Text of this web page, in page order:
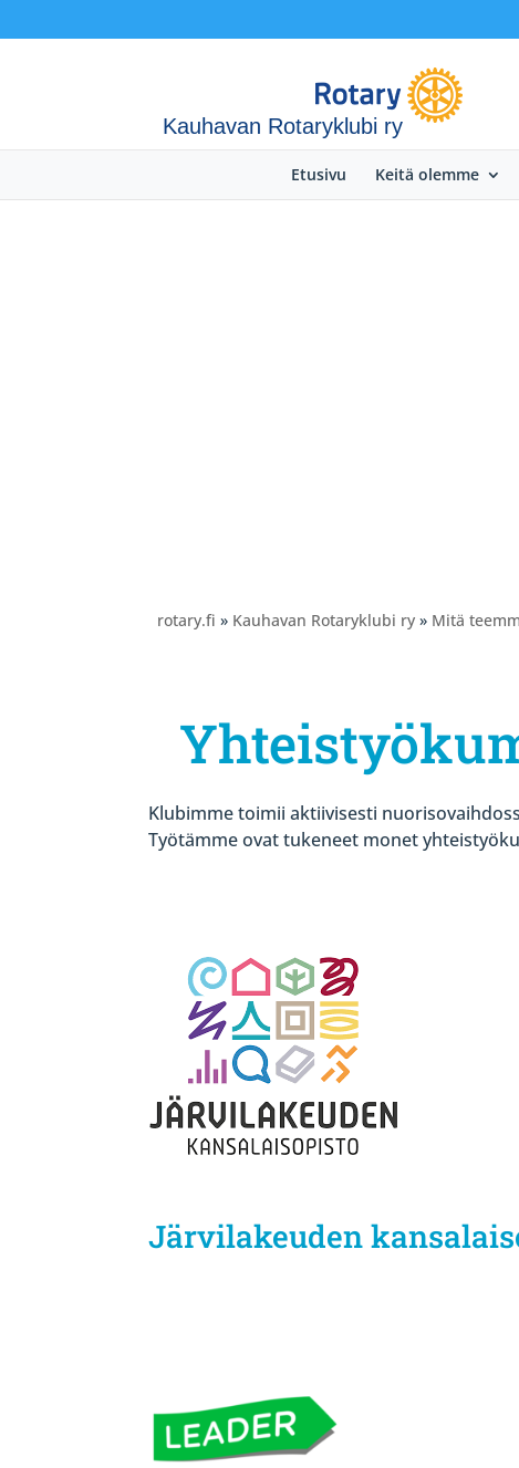
Kauhavan Rotaryklubi ry
Etusivu Keitä olemme
rotary.fi » Kauhavan Rotaryklubi ry » Mitä
Klubimme toimii aktiivisesti
Työtämme ovat tukeneet monet
Järvilakeuden